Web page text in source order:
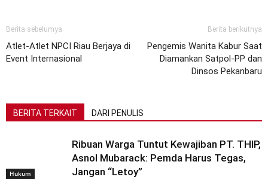
Berita sebelumya
Atlet-Atlet NPCI Riau Berjaya di
Event Internasional
Berita berikutnya
Pengemis Wanita Kabur Saat
Diamankan Satpol-PP dan
Dinsos Pekanbaru
BERITA TERKAIT DARI PENULIS
Hukum
Ribuan Warga Tuntut Kewajiban PT. THIP,
Asnol Mubarack: Pemda Harus Tegas,
Jangan “Letoy”